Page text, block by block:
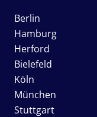
Berlin
Hamburg
Herford
Bielefeld
Köln
München
Stuttgart